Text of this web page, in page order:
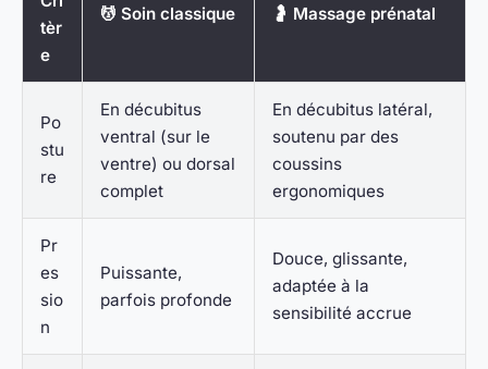
tèr
e
💆 Soin classique 🤰 Massage prénatal
Po
stu
re
En décubitus
ventral (sur le
ventre) ou dorsal
complet
En décubitus latéral,
soutenu par des
coussins
ergonomiques
Pr
es
sio
n
Puissante,
parfois profonde
Douce, glissante,
adaptée à la
sensibilité accrue